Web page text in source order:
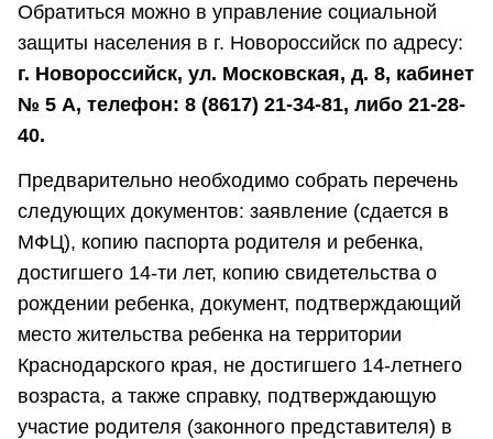
Обратиться можно в управление социальной
защиты населения в г. Новороссийск по адресу:
г. Новороссийск, ул. Московская, д. 8, кабинет
№ 5 А, телефон: 8 (8617) 21-34-81, либо 21-28-
40.
Предварительно необходимо собрать перечень
следующих документов: заявление (сдается в
МФЦ), копию паспорта родителя и ребенка,
достигшего 14-ти лет, копию свидетельства о
рождении ребенка, документ, подтверждающий
место жительства ребенка на территории
Краснодарского края, не достигшего 14-летнего
возраста, а также справку, подтверждающую
участие родителя (законного представителя) в